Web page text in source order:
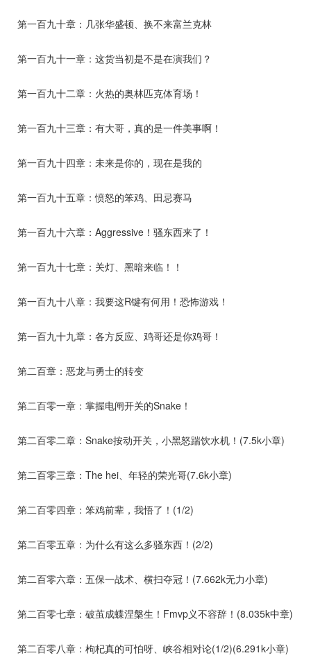
第一百九十章：几张华盛顿、换不来富兰克林
第一百九十一章：这货当初是不是在演我们？
第一百九十二章：火热的奥林匹克体育场！
第一百九十三章：有大哥，真的是一件美事啊！
第一百九十四章：未来是你的，现在是我的
第一百九十五章：愤怒的笨鸡、田忌赛马
第一百九十六章：Aggressive！骚东西来了！
第一百九十七章：关灯、黑暗来临！！
第一百九十八章：我要这R键有何用！恐怖游戏！
第一百九十九章：各方反应、鸡哥还是你鸡哥！
第二百章：恶龙与勇士的转变
第二百零一章：掌握电闸开关的Snake！
第二百零二章：Snake按动开关，小黑怒踹饮水机！(7.5k小章)
第二百零三章：The hei、年轻的荣光哥(7.6k小章)
第二百零四章：笨鸡前辈，我悟了！(1/2)
第二百零五章：为什么有这么多骚东西！(2/2)
第二百零六章：五保一战术、横扫夺冠！(7.662k无力小章)
第二百零七章：破茧成蝶涅槃生！Fmvp义不容辞！(8.035k中章)
第二百零八章：枸杞真的可怕呀、峡谷相对论(1/2)(6.291k小章)